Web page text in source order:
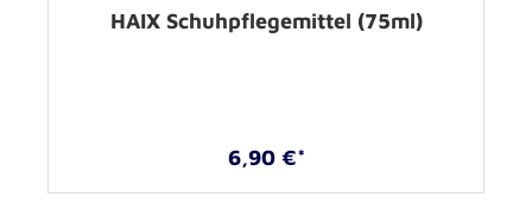
HAIX Schuhpflegemittel (75ml)
6,90 €*